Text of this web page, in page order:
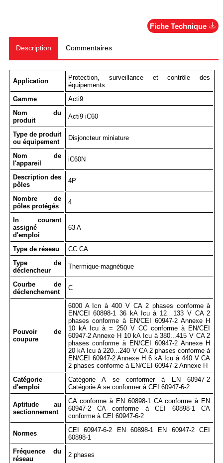
Fiche Technique
Description Commentaires
Application
Protection, surveillance et contrôle des
équipements
Gamme
Acti9
Nom du
produit
Acti9 iC60
Type de produit
ou équipement
Disjoncteur miniature
Nom de
l'appareil
iC60N
Description des
pôles
4P
Nombre de
pôles protégés
4
In courant
assigné
d'emploi
63 A
Type de réseau
CC CA
Type de
déclencheur
Thermique-magnétique
Courbe de
déclenchement
C
Pouvoir de
coupure
6000 A Icn à 400 V CA 2 phases conforme à
EN/CEI 60898-1 36 kA Icu à 12…133 V CA 2
phases conforme à EN/CEI 60947-2 Annexe H
10 kA Icu à = 250 V CC conforme à EN/CEI
60947-2 Annexe H 10 kA Icu à 380...415 V CA 2
phases conforme à EN/CEI 60947-2 Annexe H
20 kA Icu à 220...240 V CA 2 phases conforme à
EN/CEI 60947-2 Annexe H 6 kA Icu à 440 V CA
2 phases conforme à EN/CEI 60947-2 Annexe H
Catégorie
d'emploi
Catégorie A se conformer à EN 60947-2
Catégorie A se conformer à CEI 60947-6-2
Aptitude au
sectionnement
CA conforme à EN 60898-1 CA conforme à EN
60947-2 CA conforme à CEI 60898-1 CA
conforme à CEI 60947-6-2
Normes
CEI 60947-6-2 EN 60898-1 EN 60947-2 CEI
60898-1
Fréquence du
réseau
2 phases